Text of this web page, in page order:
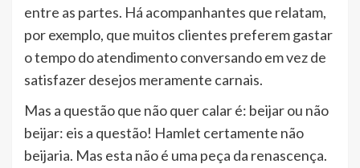
entre as partes. Há acompanhantes que relatam,
por exemplo, que muitos clientes preferem gastar
o tempo do atendimento conversando em vez de
satisfazer desejos meramente carnais.
Mas a questão que não quer calar é: beijar ou não
beijar: eis a questão! Hamlet certamente não
beijaria. Mas esta não é uma peça da renascença.